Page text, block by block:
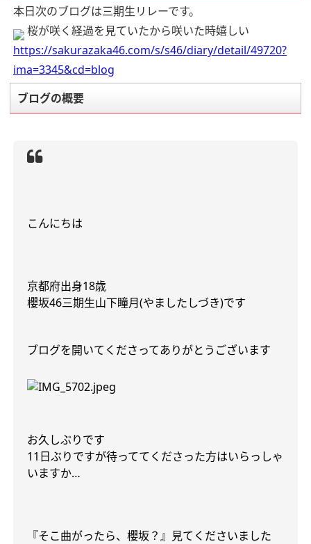
本日次のブログは三期生リレーです。
桜が咲く経過を見ていたから咲いた時嬉しい
https://sakurazaka46.com/s/s46/diary/detail/49720?
ima=3345&cd=blog
ブログの概要
こんにちは
京都府出身18歳
櫻坂46三期生山下瞳月(やましたしづき)です
ブログを開いてくださってありがとうございます
お久しぶりです
11 日ぶりですが待っててくださった方はいらっしゃ
いますか…
『そこ曲がったら、櫻坂？』見てくださいました